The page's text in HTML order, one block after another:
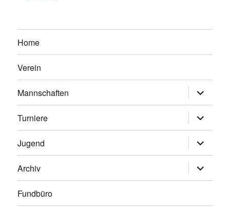
Home
Verein
Mannschaften
anzeigen
Turniere
anzeigen
Jugend
anzeigen
Archiv
anzeigen
Fundbüro